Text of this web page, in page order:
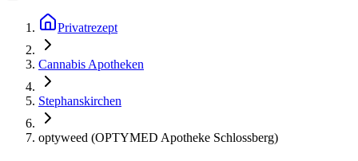
Privatrezept
Cannabis Apotheken
Stephanskirchen
optyweed (OPTYMED Apotheke Schlossberg)